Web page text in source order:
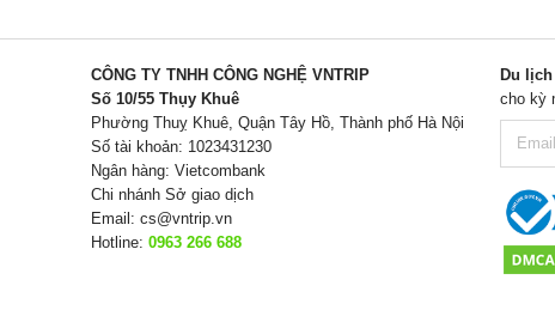
CÔNG TY TNHH CÔNG NGHỆ VNTRIP
Số 10/55 Thụy Khuê
Phường Thuỵ Khuê, Quận Tây Hồ, Thành phố Hà Nội
Số tài khoản: 1023431230
Ngân hàng: Vietcombank
Chi nhánh Sở giao dịch
Email: cs@vntrip.vn
Hotline: 0963 266 688
Du
cho kỳ